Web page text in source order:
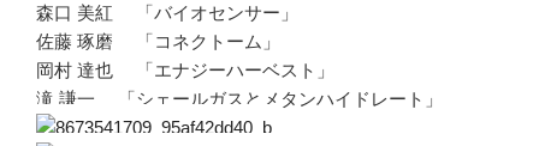
森口 美紅 「バイオセンサー」
佐藤 琢磨 「コネクトーム」
岡村 達也 「エナジーハーベスト」
滝 謙一 「シェールガスとメタンハイドレート」